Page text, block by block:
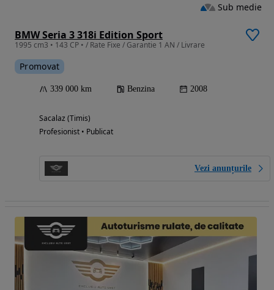
BMW Seria 3 318i Edition Sport
1995 cm3 • 143 CP • / Rate Fixe / Garantie 1 AN / Livrare
Promovat
339 000 km Benzina 2008
Sacalaz (Timis)
Profesionist • Publicat
Vezi anunțurile
Sub medie